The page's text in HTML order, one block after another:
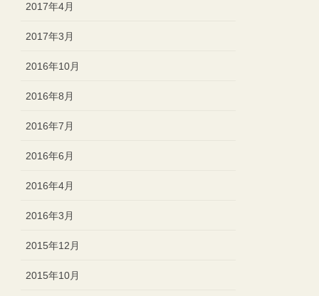
2017年4月
2017年3月
2016年10月
2016年8月
2016年7月
2016年6月
2016年4月
2016年3月
2015年12月
2015年10月